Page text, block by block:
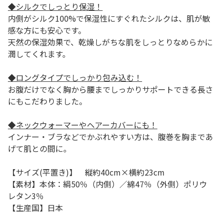
◆シルクでしっとり保湿！
内側がシルク100%で保湿性にすぐれたシルクは、肌が敏
感な方にも安心です。
天然の保湿効果で、乾燥しがちな肌をしっとりなめらかに
潤してくれます。
◆ロングタイプでしっかり包み込む！
お腹だけでなく胸から腰までしっかりサポートできる長さ
にもこだわりました。
◆ネックウォーマーやヘアーカバーにも！
インナー・ブラなどでかぶれやすい方は、腹巻を胸まであ
げて肌との間に。
【サイズ(平置き)】 縦約40cm×横約23cm
【素材】本体：絹50％（内側）／綿47％（外側）ポリウ
レタン3％
【生産国】日本